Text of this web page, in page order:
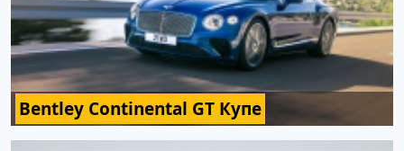
Bentley Continental GT Купе